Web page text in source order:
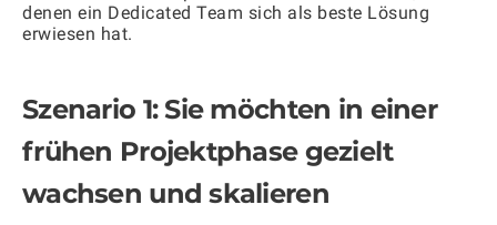
denen ein Dedicated Team sich als beste Lösung
erwiesen hat.
Szenario 1: Sie möchten in einer
frühen Projektphase gezielt
wachsen und skalieren